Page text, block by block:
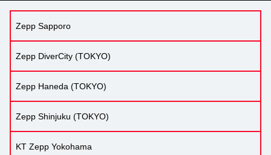
Zepp Sapporo
Zepp DiverCity (TOKYO)
Zepp Haneda (TOKYO)
Zepp Shinjuku (TOKYO)
KT Zepp Yokohama